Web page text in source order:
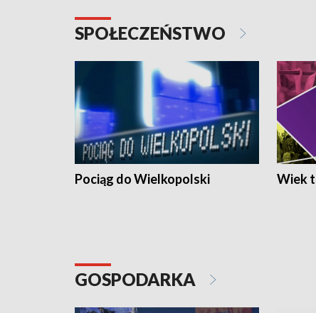
SPOŁECZEŃSTWO
Pociąg do Wielkopolski Wiek
GOSPODARKA